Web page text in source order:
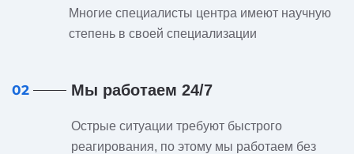
Многие специалисты центра имеют научную
степень в своей специализации
02 Мы работаем 24/7
Острые ситуации требуют быстрого
реагирования, по этому мы работаем без